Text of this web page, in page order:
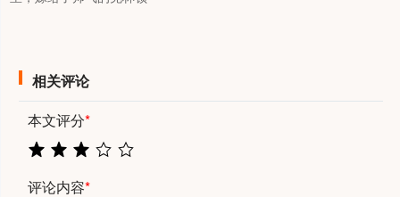
相关评论
本文评分*
评论内容*